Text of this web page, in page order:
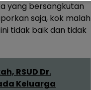
yang bersangkutan
saja, kok malah
tidak baik dan tidak
RSUD Dr.
Keluarga